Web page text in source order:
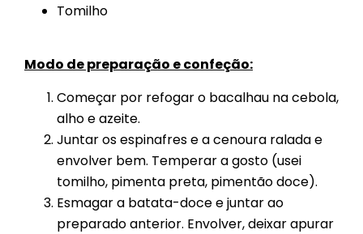
Tomilho
Modo de preparação e confeção:
Começar por refogar o bacalhau na cebola,
alho e azeite.
Juntar os espinafres e a cenoura ralada e
envolver bem. Temperar a gosto (usei
tomilho, pimenta preta, pimentão doce).
Esmagar a batata-doce e juntar ao
preparado anterior. Envolver, deixar apurar